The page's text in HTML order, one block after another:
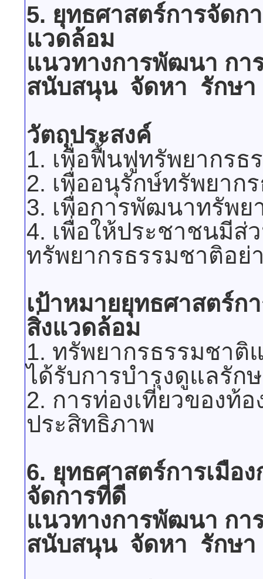
5. ยุทธศาสตร์การจัดก
แวดล้อม
แนวทางการพัฒนา กา
สนับสนุน จัดหา รักษา
วัตถุประสงค์
1. เพื่อฟื้นฟูทรัพยากร
2. เพื่ออนุรักษ์ทรัพยาก
3. เพื่อการพัฒนาทรัพ
4. เพื่อให้ประชาชนมีส่
ทรัพยากรธรรมชาติอย่
เป้าหมายยุทธศาสตร์ก
สิ่งแวดล้อม
1. ทรัพยากรธรรมชาติ
ได้รับการบำรุงดูแลรัก
2. การท่องเที่ยวของท้
ประสิทธิภาพ
6. ยุทธศาสตร์การเมือ
จัดการที่ดี
แนวทางการพัฒนา กา
สนับสนุน จัดหา รักษา